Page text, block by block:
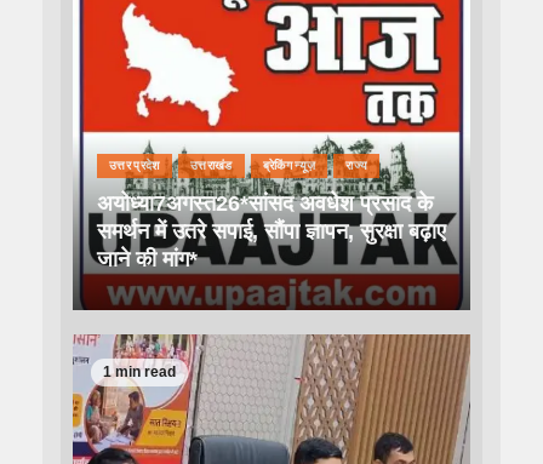
उत्तर प्रदेश उत्तराखंड ब्रेकिंग न्यूज़ राज्य
अयोध्या7अगस्त26*सांसद अवधेश प्रसाद के
समर्थन में उतरे सपाई, सौंपा ज्ञापन, सुरक्षा बढ़ाए
जाने की मांग*
1 min read